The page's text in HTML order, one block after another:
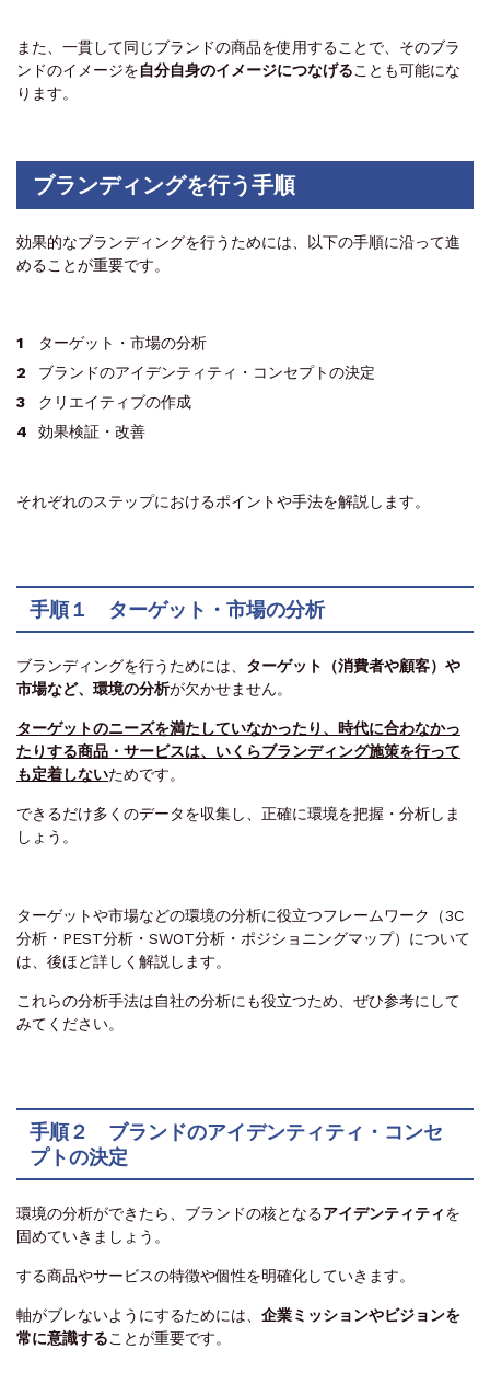
また、一貫して同じブランドの商品を使用することで、そのブラ
ンドのイメージを自分自身のイメージにつなげることも可能にな
ります。
ブランディングを行う手順
効果的なブランディングを行うためには、以下の手順に沿って進
めることが重要です。
ターゲット・市場の分析
ブランドのアイデンティティ・コンセプトの決定
クリエイティブの作成
効果検証・改善
それぞれのステップにおけるポイントや手法を解説します。
手順１ ターゲット・市場の分析
ブランディングを行うためには、 ターゲット（消費者や顧客）や
市場など、環境の分析が欠かせません。
ターゲットのニーズを満たしていなかったり、時代に合わなかっ
たりする商品・サービスは、いくらブランディング施策を行って
も定着しないためです。
できるだけ多くのデータを収集し、正確に環境を把握・分析しま
しょう。
ターゲットや市場などの環境の分析に役立つフレームワーク（3C
分析・PEST分析・SWOT分析・ポジショニングマップ）について
は、後ほど詳しく解説します。
これらの分析手法は自社の分析にも役立つため、ぜひ参考にして
みてください。
手順２ ブランドのアイデンティティ・コンセ
プトの決定
環境の分析ができたら、ブランドの核となるアイデンティティを
固めていきましょう。
する商品やサービスの特徴や個性を明確化していきます。
軸がブレないようにするためには、 企業ミッションやビジョンを
常に意識することが重要です。